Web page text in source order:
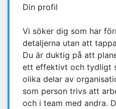
Din profil
Vi söker dig som har
detaljerna utan att
Du är duktig på att
ett effektivt och tydligt
olika delar av
som person trivs att
och i team med andra.